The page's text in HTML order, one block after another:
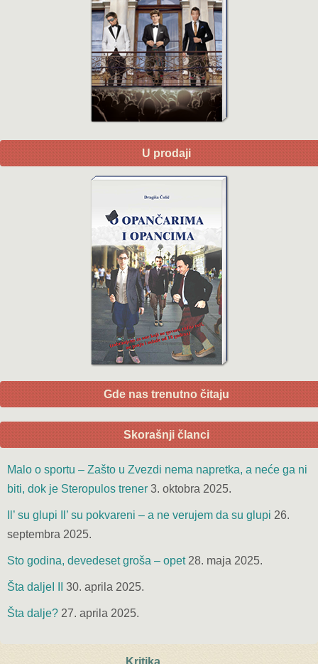
U prodaji
Gde nas trenutno čitaju
Skorašnji članci
Malo o sportu – Zašto u Zvezdi nema napretka, a neće ga ni
biti, dok je Steropulos trener 3. oktobra 2025.
Il’ su glupi Il’ su pokvareni – a ne verujem da su glupi 26.
septembra 2025.
Sto godina, devedeset groša – opet 28. maja 2025.
Šta daljeI II 30. aprila 2025.
Šta dalje? 27. aprila 2025.
Kritika